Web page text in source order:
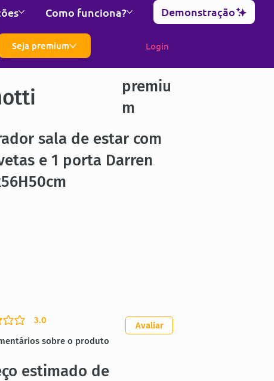
Como funciona? Demonstração
Seja premium Login
premiu
m
sala de estar com
e 1 porta Darren
3.0
média é 3 de 5
sobre o produto
Avaliar
estimado de